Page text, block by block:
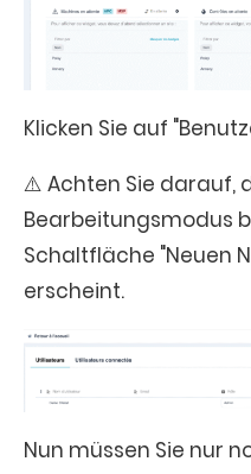
Klicken Sie auf
⚠️ Achten Sie darauf,
Bearbeitungsmodus
Schaltfläche "Neuen
erscheint.
Nun müssen Sie nur